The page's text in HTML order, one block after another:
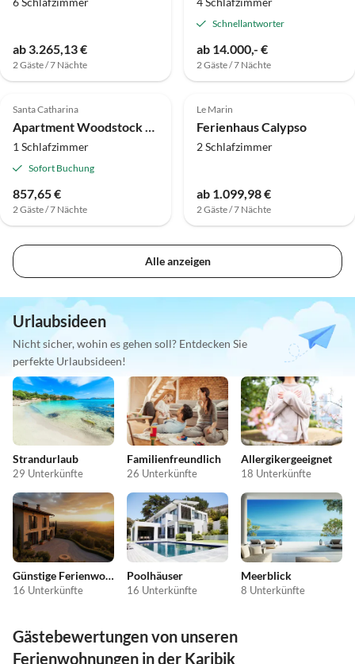
ab 3.265,13 €
2 Gäste / 7 Nächte
Schnellantworter
ab 14.000,- €
2 Gäste / 7 Nächte
Santa Catharina
1 Schlafzimmer
Sofort Buchung
857,65 €
2 Gäste / 7 Nächte
Le Marin
Ferienhaus Calypso
2 Schlafzimmer
ab 1.099,98 €
2 Gäste / 7 Nächte
Alle anzeigen
Urlaubsideen
Nicht sicher, wohin es gehen soll? Entdecken Sie
perfekte Urlaubsideen!
Strandurlaub
29 Unterkünfte
Familienfreundlich
26 Unterkünfte
Allergikergeeignet
18 Unterkünfte
Günstige Ferienwohnungen
16 Unterkünfte
Poolhäuser
16 Unterkünfte
Meerblick
8 Unterkünfte
Gästebewertungen von unseren
Ferienwohnungen in der Karibik